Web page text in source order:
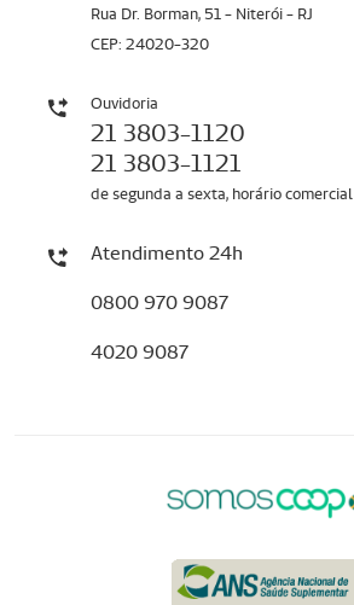
Rua Dr. Borman, 51 - Niterói - RJ
CEP: 24020-320
Ouvidoria
21 3803-1120
21 3803-1121
de segunda a sexta, horário comercial
Atendimento 24h
0800 970 9087
4020 9087